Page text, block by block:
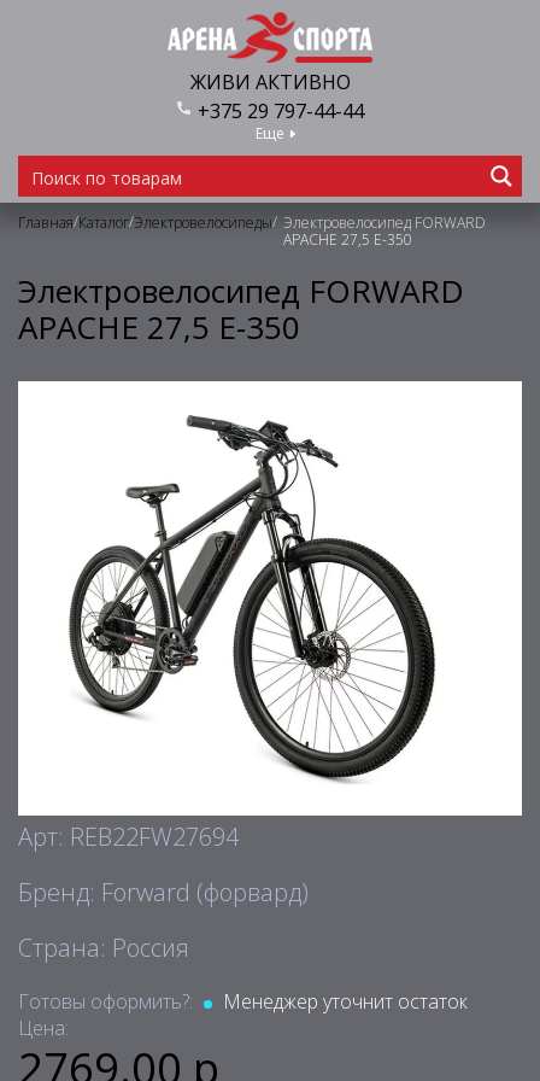
ЖИВИ АКТИВНО
+375 29 797-44-44
Еще
Главная/Каталог/Электровелосипеды/ Электровелосипед FORWARD
APACHE 27,5 Е-350
Электровелосипед FORWARD
APACHE 27,5 Е-350
Арт: REB22FW27694
Бренд: Forward (форвард)
Страна: Россия
Готовы оформить?:
Менеджер уточнит остаток
Цена:
2769.00 р